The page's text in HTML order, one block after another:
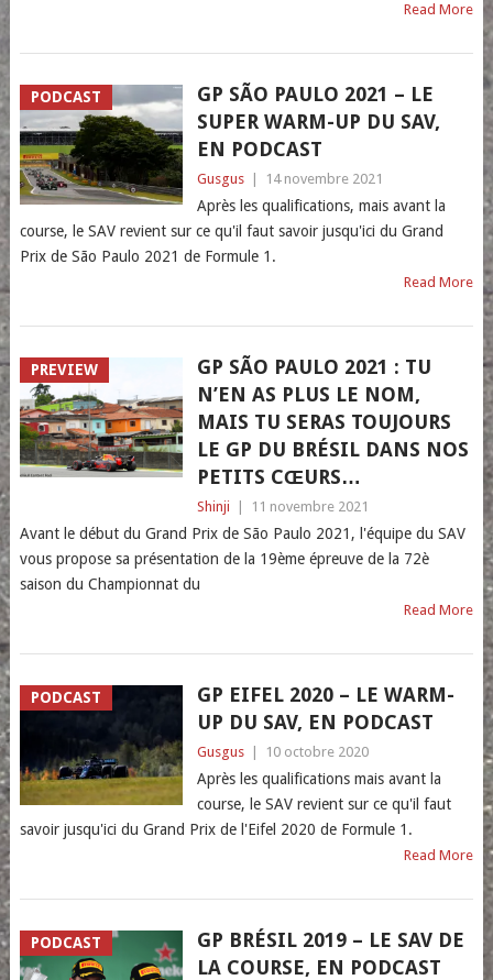
Read More
PODCAST
GP SÃO PAULO 2021 – LE
SUPER WARM-UP DU SAV,
EN PODCAST
Gusgus 14 novembre 2021
Après les qualifications, mais avant la
course, le SAV revient sur ce qu'il faut savoir jusqu'ici du Grand
Prix de São Paulo 2021 de Formule 1.
Read More
PREVIEW
GP SÃO PAULO 2021 : TU
N’EN AS PLUS LE NOM,
MAIS TU SERAS TOUJOURS
LE GP DU BRÉSIL DANS NOS
PETITS CŒURS…
Shinji 11 novembre 2021
Avant le début du Grand Prix de São Paulo 2021, l'équipe du SAV
vous propose sa présentation de la 19ème épreuve de la 72è
saison du Championnat du
Read More
PODCAST
GP EIFEL 2020 – LE WARM-
UP DU SAV, EN PODCAST
Gusgus 10 octobre 2020
Après les qualifications mais avant la
course, le SAV revient sur ce qu'il faut
savoir jusqu'ici du Grand Prix de l'Eifel 2020 de Formule 1.
Read More
PODCAST
GP BRÉSIL 2019 – LE SAV DE
LA COURSE, EN PODCAST